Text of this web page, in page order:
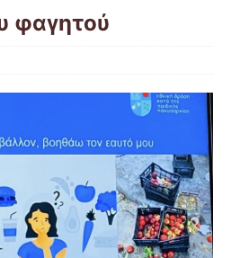
φαγητού